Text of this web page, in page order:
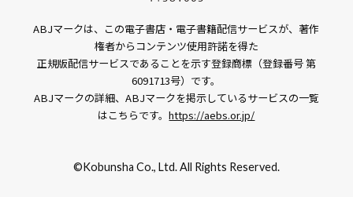
ABJマークは、この電子書店・電子書籍配信サービスが、著作
権者からコンテンツ使用許諾を得た
正規版配信サービスであることを示す登録商標（登録番号 第
6091713号）です。
ABJマークの詳細、ABJマークを掲示しているサービスの一覧
はこちらです。https://aebs.or.jp/
©Kobunsha Co., Ltd. All Rights Reserved.